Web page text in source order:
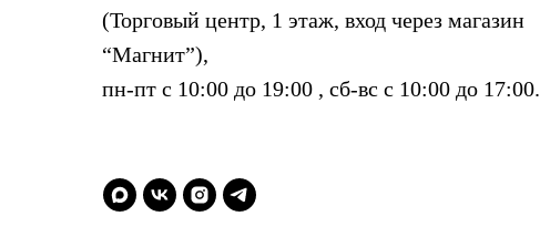
(Торговый центр, 1 этаж, вход через магазин
“Магнит”),
пн-пт с 10:00 до 19:00 , сб-вс с 10:00 до 17:00.